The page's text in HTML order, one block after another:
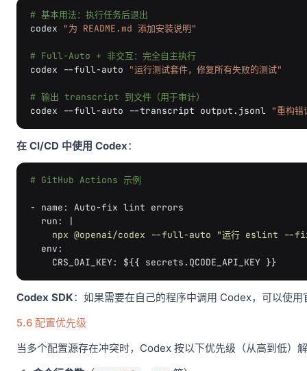
# 基本用法：执行任务后退出
codex
"为 README.md 添加安装说明"
# Full-Auto + 非交互：完全自主执行
codex
--full-auto "运行测试套件，修复所有失败的测试"
# 输出 transcript 到文件（用于审计）
codex
--full-auto --transcript output.jsonl "重构错
在 CI/CD 中使用 Codex：
# GitHub Actions 示例
- name :
Auto-fix lint errors
run :
|
npx @openai/codex --full-auto "运行 eslint --fix
env :
CRS_OAI_KEY: ${{ secrets.QCODE_API_KEY }}
Codex SDK：如果需要在自己的程序中调用 Codex，可以使
5.6 配置优先级
当多个配置源存在冲突时，Codex 按以下优先级（从高到低）